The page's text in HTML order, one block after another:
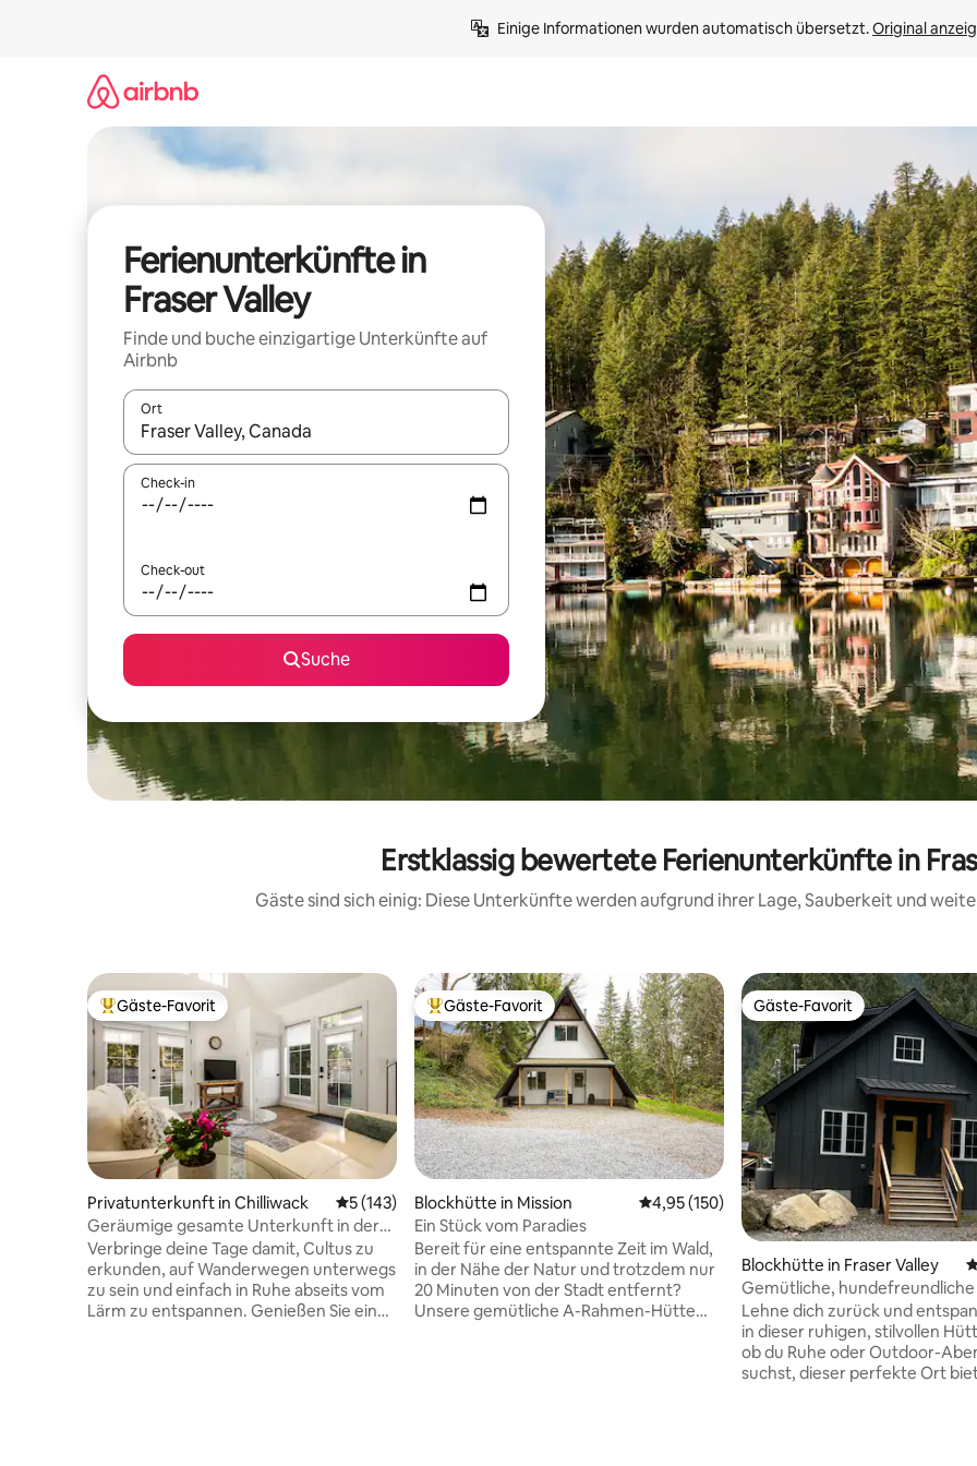
Einige Informationen wurden automatisch übersetzt. Original
Ferienunterkünfte in
Fraser Valley
Finde und buche einzigartige Unterkünfte auf
Airbnb
Ort
Wenn Ergebnisse verfügbar sind, navigiere mit den Pfeiltasten nach oben und unten oder erkunde die Ergebnisse
Check-in
Check-out
Suche
Erstklassig bewertete Ferienunterkünfte in
Gäste sind sich einig: Diese Unterkünfte werden aufgrund ihrer Lage, Sauberkeit und
Beliebter Gäste-Favorit.
Gäste-Favorit
Privatunterkunft in Chilliwack Durchschnittliche Bewertung: 5 von 5, 143 Bewertungen
5 (143)
Geräumige gesamte Unterkunft in der
Nähe von Cultus AC & eigene Terrasse
Verbringe deine Tage damit, Cultus zu
erkunden, auf Wanderwegen unterwegs
zu sein und einfach in Ruhe abseits vom
Lärm zu entspannen. Genießen Sie einen
Beliebter Gäste-Favorit.
Gäste-Favorit
Blockhütte in Mission Durchschnittliche Bewertung: 4,95 von 5,
4,95 (150)
Ein Stück vom Paradies
Bereit für eine entspannte Zeit im Wald,
in der Nähe der Natur und trotzdem nur
20 Minuten von der Stadt entfernt?
Unsere gemütliche A-Rahmen-Hütte
Gäste-Favorit
Gäste-Favorit
Blockhütte in Fraser Valley
Gemütliche,
Whirlpool und Feuerstelle
Lehne dich zurück und
in dieser ruhigen, stilvollen
ob du Ruhe oder Outdoor-
suchst, dieser perfekte Ort